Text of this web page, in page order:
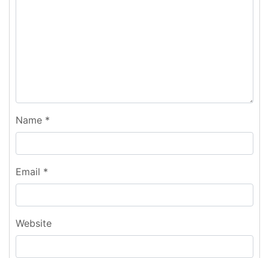
Name *
Email *
Website